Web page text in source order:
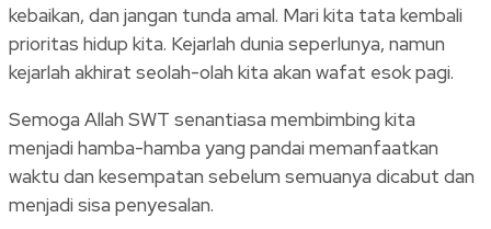
kebaikan, dan jangan tunda amal. Mari kita tata kembali
prioritas hidup kita. Kejarlah dunia seperlunya, namun
kejarlah akhirat seolah-olah kita akan wafat esok pagi.
Semoga Allah SWT senantiasa membimbing kita
menjadi hamba-hamba yang pandai memanfaatkan
waktu dan kesempatan sebelum semuanya dicabut dan
menjadi sisa penyesalan.